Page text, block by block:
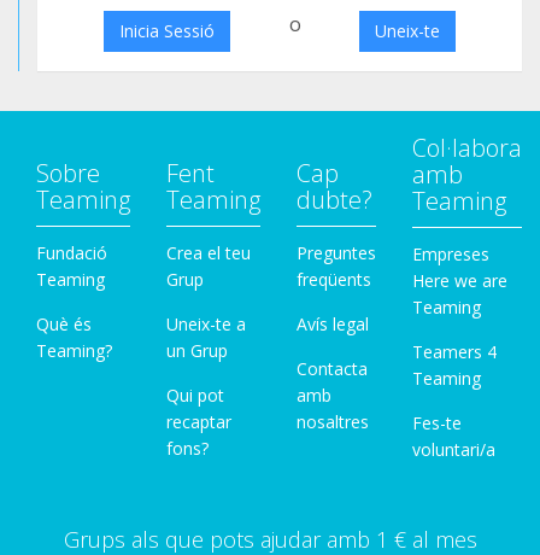
Inicia Sessió o Uneix-te
Sobre
Teaming
Fundació
Teaming
Què és
Teaming?
Fent
Teaming
Crea el teu
Grup
Uneix-te a
un Grup
Qui pot
recaptar
fons?
Cap
dubte?
Preguntes
freqüents
Avís legal
Contacta
amb
nosaltres
Col·labora
amb
Teaming
Empreses
Here we are
Teaming
Teamers 4
Teaming
Fes-te
voluntari/a
Grups als que pots ajudar amb 1 € al mes